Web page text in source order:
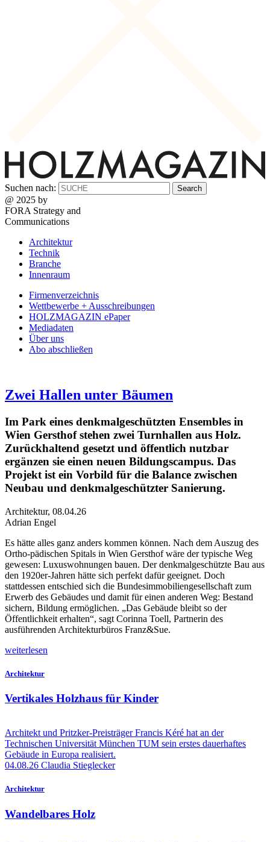
Suchen nach:
@ 2025 by
FORA Strategy and
Communications
Architektur
Technik
Branche
Innenraum
Firmenverzeichnis
Wettbewerbe + Ausschreibungen
HOLZMAGAZIN ePaper
Mediadaten
Über uns
Abo abschließen
Zwei Hallen unter Bäumen
Im Park eines denkmalgeschützten Ensembles in
Wien Gersthof stehen zwei Turnhallen aus Holz.
Zurückhaltend gesetzt und öffentlich nutzbar
ergänzen sie einen neuen Bildungscampus. Das
Projekt ist ein Vorbild für die Balance zwischen
Neubau und denkmalgeschützter Sanierung.
Architektur, 08.04.26
Adrian Engel
Es hätte alles ganz anders kommen können. Nach dem Auszug des
Ortho-pädischen Spitals in Wien Gersthof wäre der typische Weg
gewesen: Luxuswohnungen bauen. Der denkmalgeschützte Bau aus
den 1920er-Jahren hätte sich perfekt dafür geeignet. Doch
stattdessen entschied sich die Bundesimmobiliengesellschaft zum
Erwerb des Gebäudes und damit für einen anderen Weg: Bestand
sichern, Bildung ermöglichen. „Das Gebäude bleibt so der
Öffentlichkeit erhalten“, sagt Corinna Toell, Partnerin des
ausführenden Architekturbüros Franz&Sue.
weiterlesen
Architektur
Vertikales Holzhaus für Kinder
Architekt und Pritzker-Preisträger Francis Kéré hat an der
Technischen Universität München TUM sein erstes dauerhaftes
Gebäude in Europa realisiert.
04.08.26 Claudia Stieglecker
Architektur
Wandelbares Holz